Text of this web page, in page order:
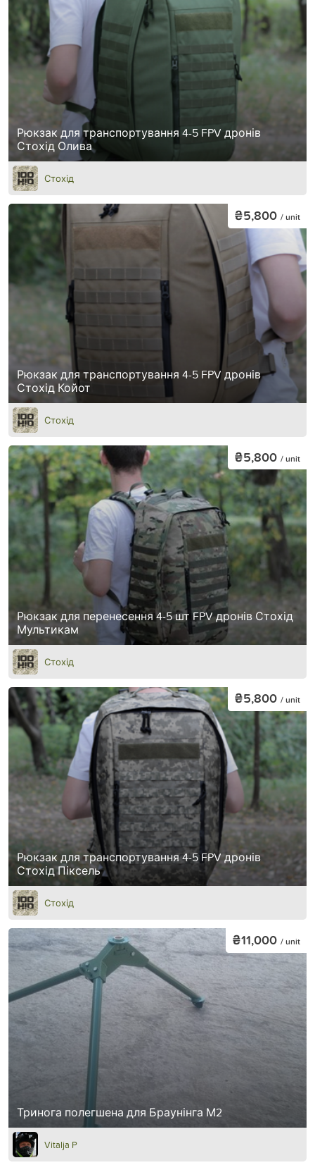
Рюкзак для транспортування 4-5 FPV дронів
Стохід Олива
Стохід
Рюкзак для транспортування 4-5 FPV дронів
Стохід Койот
₴5,800 / unit
Стохід
Рюкзак для перенесення 4-5 шт FPV дронів Стохід
Мультикам
₴5,800 / unit
Стохід
Рюкзак для транспортування 4-5 FPV дронів
Стохід Піксель
₴5,800 / unit
Стохід
Тринога полегшена для Браунінга М2
₴11,000 / unit
Vitalja P